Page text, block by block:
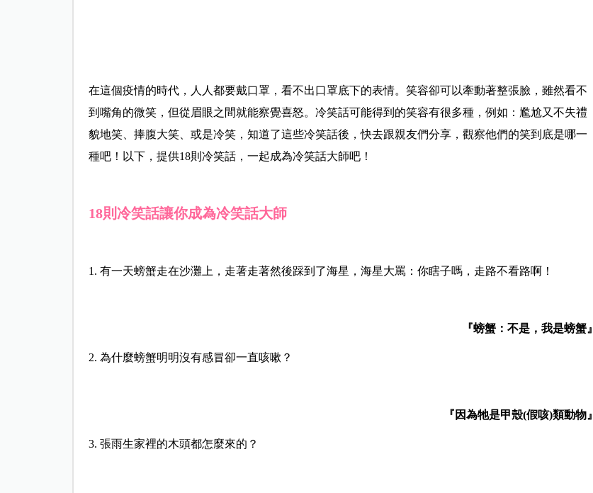
在這個疫情的時代，人人都要戴口罩，看不出口罩底下的表情。笑容卻可以牽動著整張臉，雖然看不
到嘴角的微笑，但從眉眼之間就能察覺喜怒。冷笑話可能得到的笑容有很多種，例如：尷尬又不失禮
貌地笑、捧腹大笑、或是冷笑，知道了這些冷笑話後，快去跟親友們分享，觀察他們的笑到底是哪一
種吧！以下，提供18則冷笑話，一起成為冷笑話大師吧！
18則冷笑話讓你成為冷笑話大師
1. 有一天螃蟹走在沙灘上，走著走著然後踩到了海星，海星大罵：你瞎子嗎，走路不看路啊！
『螃蟹：不是，我是螃蟹』
2. 為什麼螃蟹明明沒有感冒卻一直咳嗽？
『因為牠是甲殼(假咳)類動物』
3. 張雨生家裡的木頭都怎麼來的？